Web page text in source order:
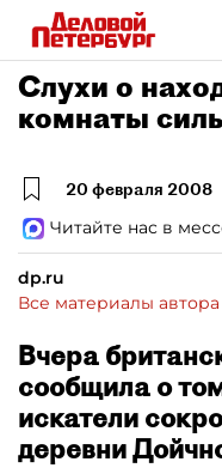
Слухи о
комнаты
20 февраля 2008
Читайте нас в
dp.ru
Все материалы автора
Вчера
сообщила о
искатели
деревни